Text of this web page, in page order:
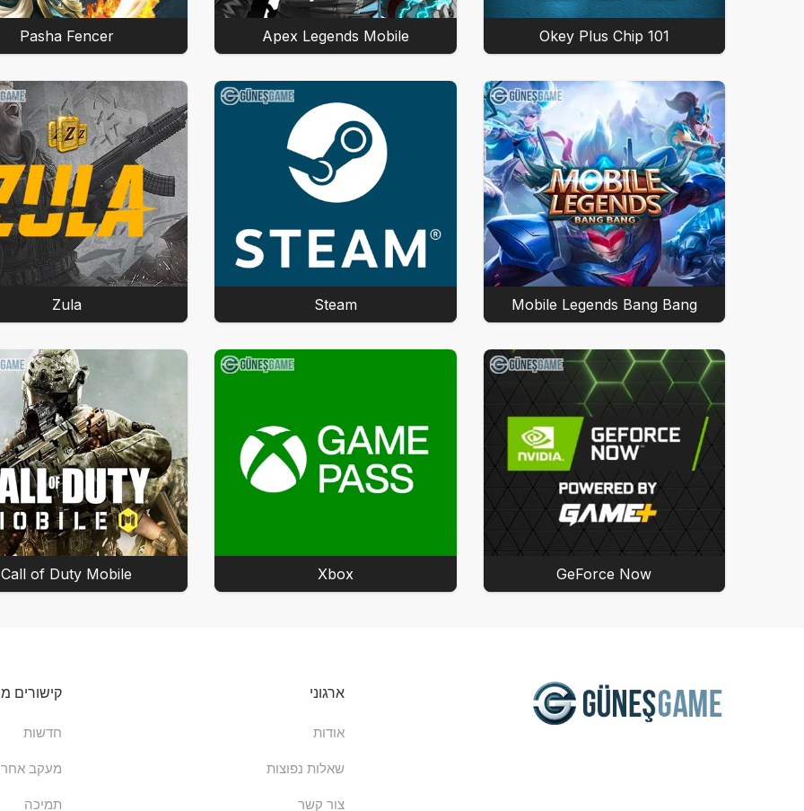
101 Okey Plus Chip
Apex Legends Mobile
Pasha Fencer
Mobile Legends Bang Bang
Steam
Zula
GeForce Now
Xbox
Call of Duty Mobile
ארגוני
אודות
שאלות נפוצות
צור קשר
קישורים
חדשות
מעקב
תמיכה